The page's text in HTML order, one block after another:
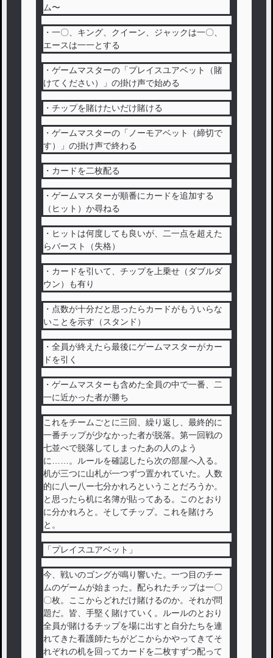
ム〜
・一〇、キング、クイーン、ジャックは一〇、
エースは一一とする
・ゲームマスターの「プレイスユアベット（賭
けてください）」の掛け声で始める
・チップを賭けたいだけ賭ける
・ゲームマスターの「ノーモアベット（締切で
す）」の掛け声で終わる
・カードを二枚配る
・ゲームマスターが順番にカードを追加する
（ヒット）か尋ねる
・ヒットは何度しても良いが、二一点を超えた
らバースト（失格）
・カードを引いて、チップを上乗せ（ダブルダ
ウン）も有り
・点数が十分だと思ったらカードがもういらな
いことを示す（スタンド）
・全員が終えたら最後にゲームマスターがカー
ドを引く
・ゲームマスターも含めた全員の中で一番、二
一に近かった者が勝ち
これをチームごとに三回、繰り返し、最終的に
一番チップが少なかった者が脱落。第一回戦の
七並べで脱落してしまったあの人のよう
に……。ルールを確認したら次の部屋へ入る。
机が三つに山札が一つずつ置かれていた。人数
的に八ー八ー七分かれろということだろうか。
と思ったら机に名簿が貼ってある。このとおり
に分かれろと。そしてチップ。これを賭けろ
と。
「プレイスユアベット」
今、戦いのゴングが鳴り響いた。一つ目のチー
ムのゲームが始まった。配られたチップは一〇
〇枚。ここからどれだけ賭けるのか。それが問
題だ。皆、手堅く賭けていく。ルールのとおり
全員が賭けるチップを場に出すと自分たちを連
れてきた看護師たちがどこからかやってきてそ
れぞれの机を回ってカードを二枚すずつ配って